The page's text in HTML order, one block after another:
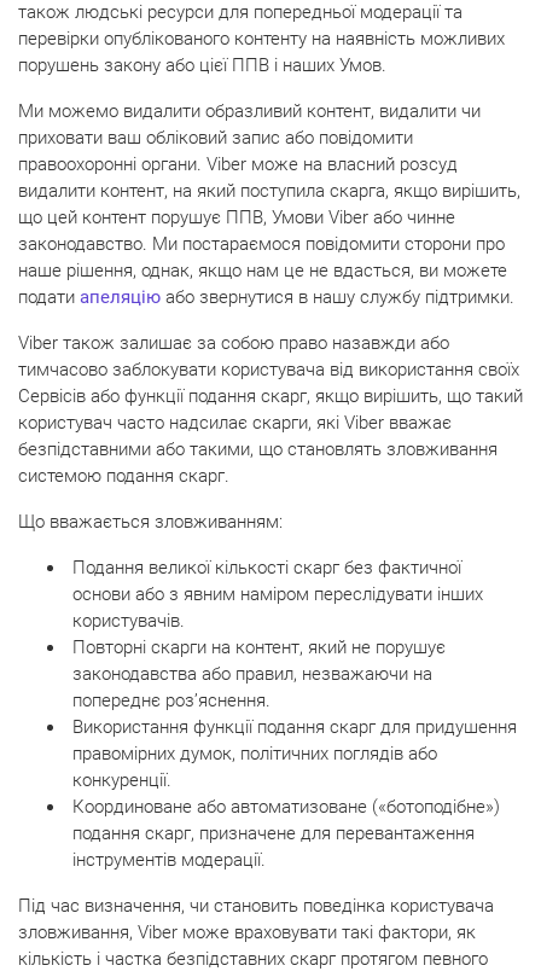
також людські ресурси для попередньої модерації та
перевірки опублікованого контенту на наявність можливих
порушень закону або цієї ППВ і наших Умов.
Ми можемо видалити образливий контент, видалити чи
приховати ваш обліковий запис або повідомити
правоохоронні органи. Viber може на власний розсуд
видалити контент, на який поступила скарга, якщо вирішить,
що цей контент порушує ППВ, Умови Viber або чинне
законодавство. Ми постараємося повідомити сторони про
наше рішення, однак, якщо нам це не вдасться, ви можете
подати апеляцію або звернутися в нашу службу підтримки.
Viber також залишає за собою право назавжди або
тимчасово заблокувати користувача від використання своїх
Сервісів або функції подання скарг, якщо вирішить, що такий
користувач часто надсилає скарги, які Viber вважає
безпідставними або такими, що становлять зловживання
системою подання скарг.
Що вважається зловживанням:
Подання великої кількості скарг без фактичної
основи або з явним наміром переслідувати інших
користувачів.
Повторні скарги на контент, який не порушує
законодавства або правил, незважаючи на
попереднє роз’яснення.
Використання функції подання скарг для придушення
правомірних думок, політичних поглядів або
конкуренції.
Координоване або автоматизоване («ботоподібне»)
подання скарг, призначене для перевантаження
інструментів модерації.
Під час визначення, чи становить поведінка користувача
зловживання, Viber може враховувати такі фактори, як
кількість і частка безпідставних скарг протягом певного